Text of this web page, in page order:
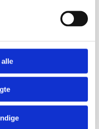
fordelt på
en